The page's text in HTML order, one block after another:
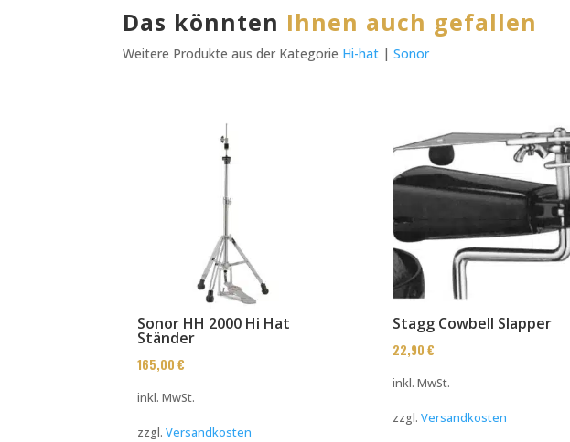
Das könnten Ihnen auch gefallen
Weitere Produkte aus der Kategorie Hi-hat |Sonor
Sonor HH 2000 Hi Hat
Ständer
165,00€
inkl. MwSt.
zzgl.Versandkosten
Stagg Cowbell Slapper
22,90€
inkl. MwSt.
zzgl.Versandkosten